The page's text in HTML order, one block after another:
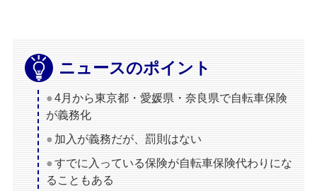
ニュースのポイント
4月から東京都・愛媛県・奈良県で自転車保険
が義務化
加入が義務だが、罰則はない
すでに入っている保険が自転車保険代わりにな
ることもある